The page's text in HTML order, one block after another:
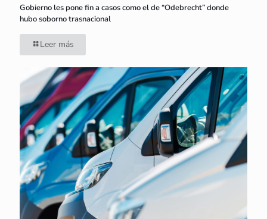
Gobierno les pone fin a casos como el de “Odebrecht” donde
hubo soborno trasnacional
Leer más